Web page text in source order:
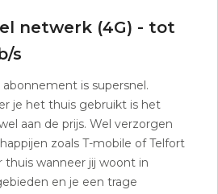
netwerk (4G) - tot
s
abonnement is supersnel.
je het thuis gebruikt is het
aan de prijs. Wel verzorgen
zoals T-mobile of Telfort
thuis wanneer jij woont in
en je een trage